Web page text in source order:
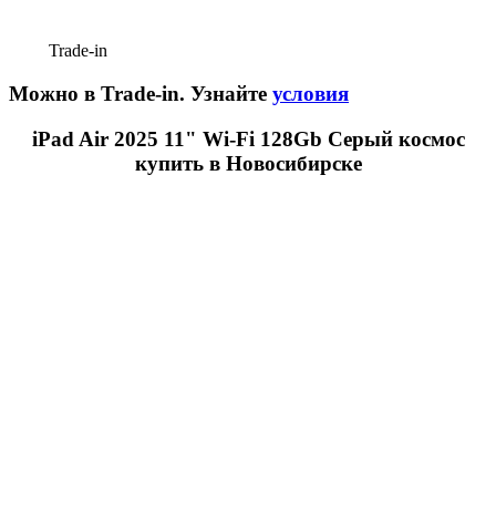
Trade-in
Можно в Trade-in. Узнайте условия
iPad Air 2025 11" Wi-Fi 128Gb Серый космос
купить в Новосибирске